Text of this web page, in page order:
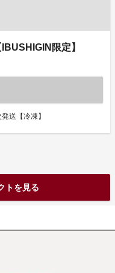
限定】
送【冷凍】
トを見る